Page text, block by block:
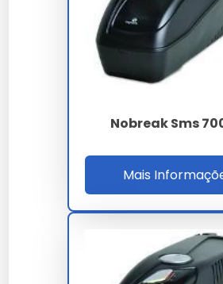
em conta a complexidade técnica
necessidade. Trabalhamos
personalizadas para garantir o
em cada projeto.
Para garantir a procedência e
realize a aquisição através
suporte completo na escolha do
Perguntas
Nobreak Sms
Mais